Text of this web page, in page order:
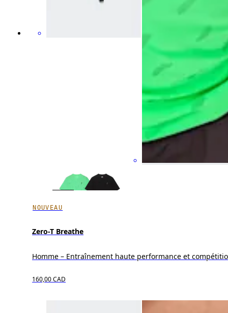
NOUVEAU
Zero-T Breathe
Homme – Entraînement haute performance et
160,00 CAD